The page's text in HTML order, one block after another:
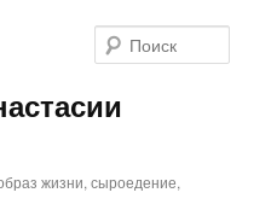
жизни, сыроедение,